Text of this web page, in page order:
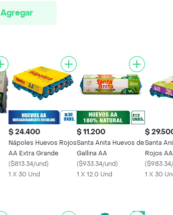
Agregar
$ 24.400
Nápoles Huevos Rojos
AA Extra Grande
($813.34/und)
1 X 30 Und
$ 11.200
Santa Anita Huevos de
Gallina AA
($933.34/und)
1 X 12.0 Und
$
Santa
Rojos
(
1 X 30